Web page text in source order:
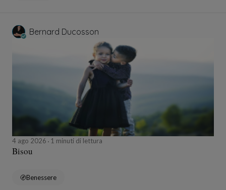
Bernard Ducosson
4 ago 2026 1 minuti di lettura
Bisou
Benessere